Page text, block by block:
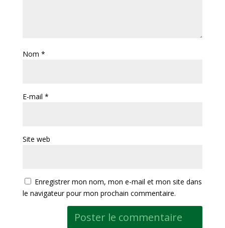
Nom *
E-mail *
Site web
Enregistrer mon nom, mon e-mail et mon site dans
le navigateur pour mon prochain commentaire.